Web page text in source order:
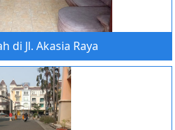
di Jl. Akasia Raya